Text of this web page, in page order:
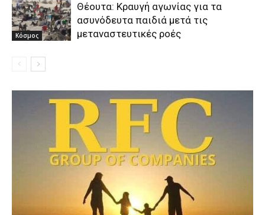
Κόσμος
Θέουτα: Κραυγή αγωνίας για τα
ασυνόδευτα παιδιά μετά τις
μεταναστευτικές ροές